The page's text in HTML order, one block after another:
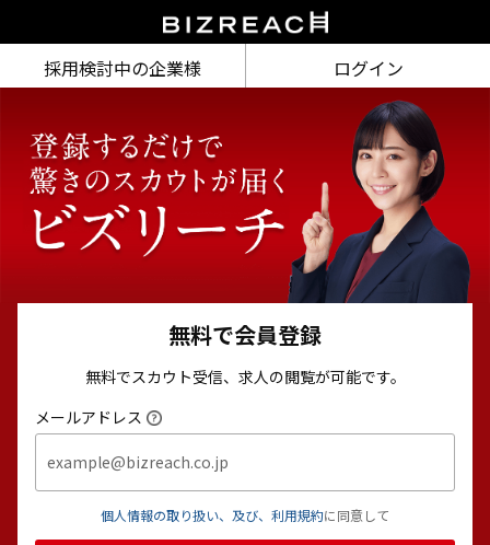
採用検討中の企業様 ログイン
無料で会員登録
無料でスカウト受信、求人の閲覧が可能です。
メールアドレス
個人情報の取り扱い、及び、利用規約に同意して